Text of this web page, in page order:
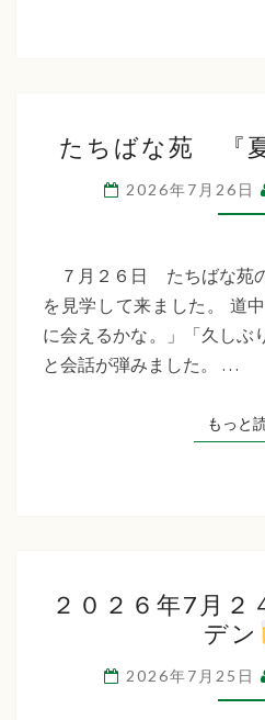
ち
ば
な
越
祭
たちばな苑 『夏
2026年7月26日
７月２６日 たちばな苑
を見学して来ました。 道
に会えるかな。」「久しぶ
と会話が弾みました。 …
もっと
０
２
６
年
２０２６年7月
デン
2026年7月25日